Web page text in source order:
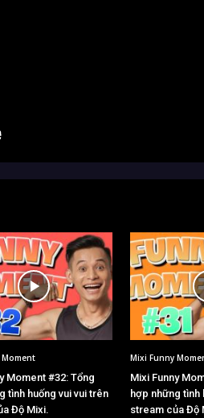
Moment #32: Tổng
tình huống vui vui trên
Độ Mixi.
Mixi Funny
Mixi Funny
hợp những tình
stream của Độ